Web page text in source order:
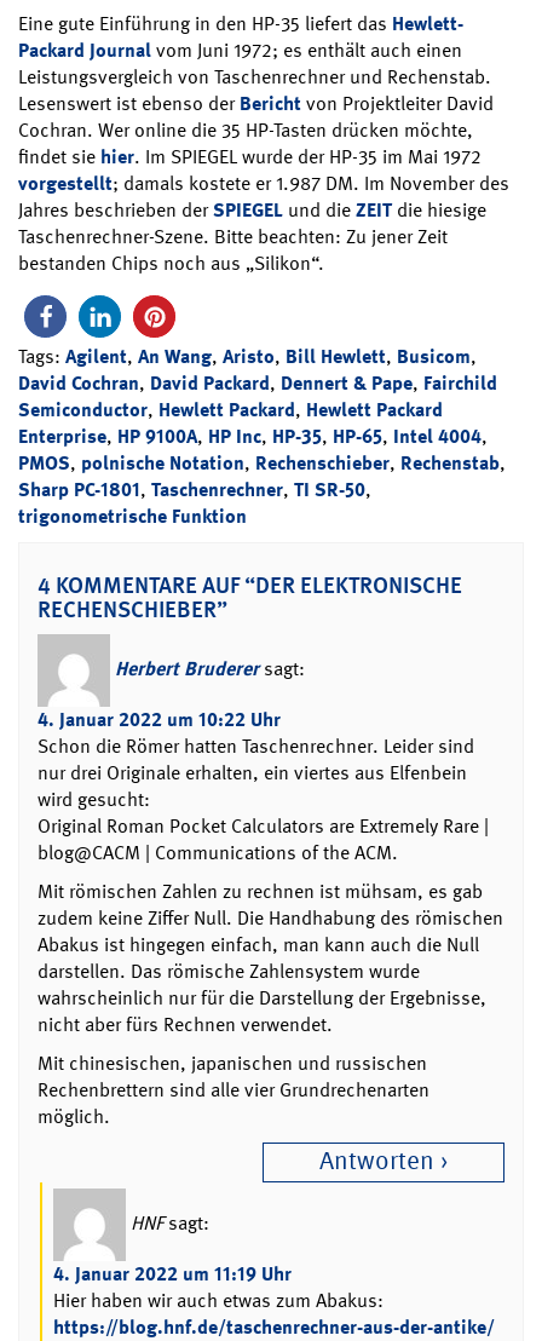
Eine gute Einführung in den HP-35 liefert das Hewlett-
Packard Journalvom Juni 1972; es enthält auch einen
Leistungsvergleich von Taschenrechner und Rechenstab.
Lesenswert ist ebenso derBerichtvon Projektleiter David
Cochran. Wer online die 35 HP-Tasten drücken möchte,
findet sie hier. Im SPIEGEL wurde der HP-35 im Mai 1972
vorgestellt; damals kostete er 1.987 DM. Im November des
Jahres beschrieben derSPIEGEL und dieZEITdie hiesige
Taschenrechner-Szene. Bitte beachten: Zu jener Zeit
bestanden Chips noch aus „Silikon“.
Tags: Agilent, An Wang, Aristo, Bill Hewlett, Busicom,
David Cochran, David Packard, Dennert & Pape, Fairchild
Semiconductor, Hewlett Packard, Hewlett Packard
Enterprise, HP 9100A, HP Inc, HP-35, HP-65, Intel 4004,
PMOS, polnische Notation, Rechenschieber, Rechenstab,
Sharp PC-1801, Taschenrechner, TI SR-50,
trigonometrische Funktion
4 KOMMENTARE AUF “DER ELEKTRONISCHE
RECHENSCHIEBER”
Herbert Bruderer sagt:
4. Januar 2022 um 10:22 Uhr
Schon die Römer hatten Taschenrechner. Leider sind
nur drei Originale erhalten, ein viertes aus Elfenbein
wird gesucht:
Original Roman Pocket Calculators are Extremely Rare |
blog@CACM | Communications of the ACM.
Mit römischen Zahlen zu rechnen ist mühsam, es gab
zudem keine Ziffer Null. Die Handhabung des römischen
Abakus ist hingegen einfach, man kann auch die Null
darstellen. Das römische Zahlensystem wurde
wahrscheinlich nur für die Darstellung der Ergebnisse,
nicht aber fürs Rechnen verwendet.
Mit chinesischen, japanischen und russischen
Rechenbrettern sind alle vier Grundrechenarten
möglich.
Antworten
HNF sagt:
4. Januar 2022 um 11:19 Uhr
Hier haben wir auch etwas zum Abakus:
https://blog.hnf.de/taschenrechner-aus-der-antike/